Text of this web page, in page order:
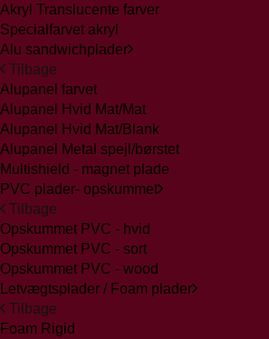
Akryl Translucente farver
Specialfarvet akryl
Alu sandwichplader
Tilbage
Alupanel farvet
Alupanel Hvid Mat/Mat
Alupanel Hvid Mat/Blank
Alupanel Metal spejl/børstet
Multishield - magnet plade
PVC plader- opskummet
Tilbage
Opskummet PVC - hvid
Opskummet PVC - sort
Opskummet PVC - wood
Letvægtsplader / Foam plader
Tilbage
Foam Rigid